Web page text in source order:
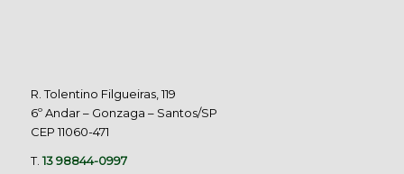
R. Tolentino Filgueiras, 119
6º Andar – Gonzaga – Santos/SP
CEP 11060-471
T.13 98844-0997